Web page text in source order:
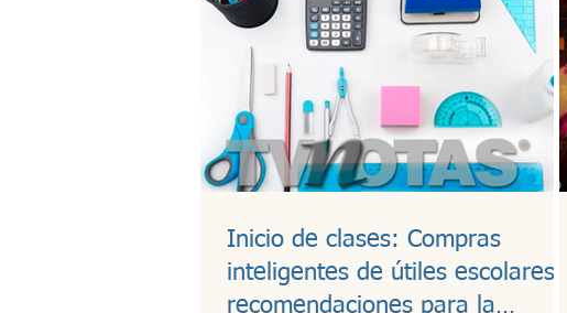
con innovación y conciencia nutricional.
Inicio de clases: Compras
inteligentes de útiles escolares y
recomendaciones para la